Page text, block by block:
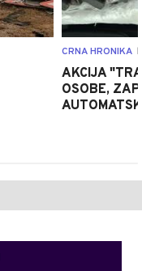
CRNA HRONIKA
AKCIJA
OSOBE,